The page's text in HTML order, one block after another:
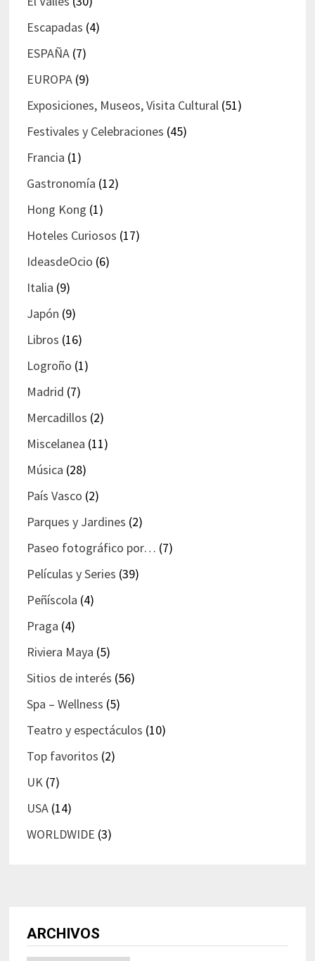
Escapadas (4)
ESPAÑA(7)
EUROPA(9)
Exposiciones, Museos, Visita Cultural(51)
Festivales y Celebraciones (45)
Francia (1)
Gastronomía (12)
Hong Kong (1)
Hoteles Curiosos (17)
IdeasdeOcio (6)
Italia (9)
Japón (9)
Libros (16)
Logroño (1)
Madrid (7)
Mercadillos (2)
Miscelanea (11)
Música (28)
País Vasco (2)
Parques y Jardines (2)
Paseo fotográfico por… (7)
Películas y Series (39)
Peñíscola (4)
Praga (4)
Riviera Maya (5)
Sitios de interés (56)
Spa – Wellness (5)
Teatro y espectáculos (10)
Top favoritos (2)
UK(7)
USA(14)
WORLDWIDE (3)
ARCHIVOS